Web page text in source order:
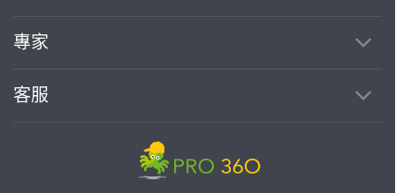
專家
客服